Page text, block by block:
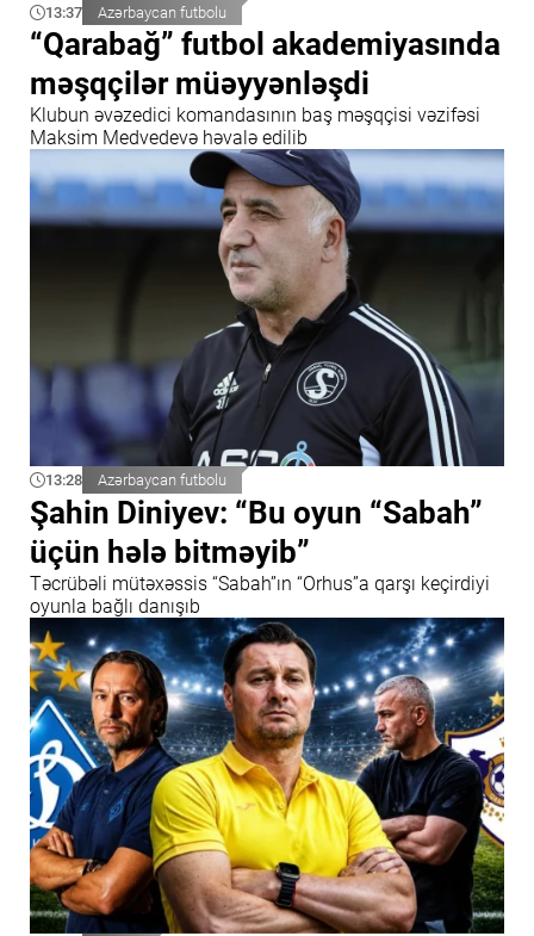
13:37 Azərbaycan futbolu
“Qarabağ” futbol akademiyasında
məşqçilər müəyyənləşdi
Klubun əvəzedici komandasının baş məşqçisi vəzifəsi
Maksim Medvedevə həvalə edilib
13:28 Azərbaycan futbolu
Şahin Diniyev: “Bu oyun “Sabah”
üçün hələ bitməyib”
Təcrübəli mütəxəssis “Sabah”ın “Orhus”a qarşı keçirdiyi
oyunla bağlı danışıb